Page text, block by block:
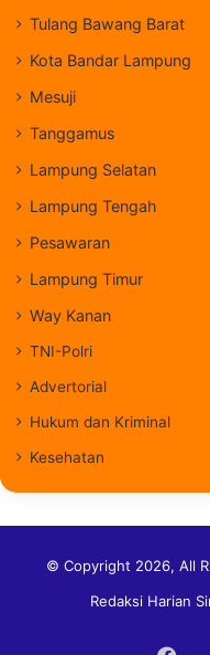
Tulang Bawang Barat
Kota Bandar Lampung
Mesuji
Tanggamus
Lampung Selatan
Lampung Tengah
Pesawaran
Lampung Timur
Way Kanan
TNI-Polri
Advertorial
Hukum dan Kriminal
Kesehatan
© Copyright 2026, All
Redaksi Harian